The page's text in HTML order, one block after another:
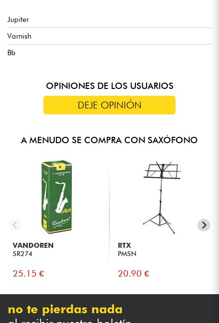
Jupiter
Varnish
Bb
OPINIONES DE LOS USUARIOS
DEJE OPINIÓN
A MENUDO SE COMPRA CON SAXÓFONO
VANDOREN
SR274
25.15 €
RTX
PMSN
20.90 €
no te pierdas nada